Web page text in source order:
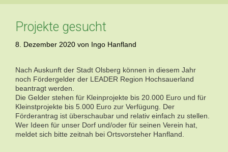
Projekte gesucht
8. Dezember 2020 von Ingo Hanfland
Nach Auskunft der Stadt Olsberg können in diesem Jahr
noch Fördergelder der LEADER Region Hochsauerland
beantragt werden.
Die Gelder stehen für Kleinprojekte bis 20.000 Euro und für
Kleinstprojekte bis 5.000 Euro zur Verfügung. Der
Förderantrag ist überschaubar und relativ einfach zu stellen.
Wer Ideen für unser Dorf und/oder für seinen Verein hat,
meldet sich bitte zeitnah bei Ortsvorsteher Hanfland.